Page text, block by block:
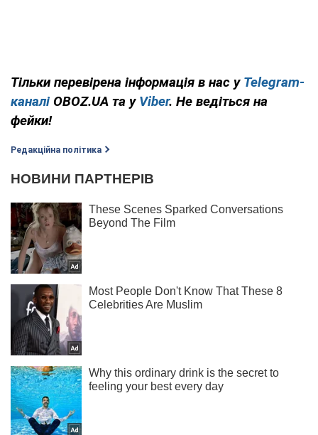
Тільки перевірена інформація в нас у Telegram-
каналі OBOZ.UA та у Viber. Не ведіться на
фейки!
Редакційна політика